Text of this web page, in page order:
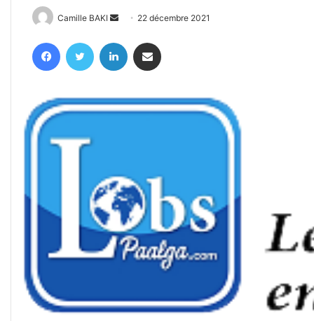
Camille BAKI
Envoyer
courriel
22 décembre 2021
FacebookTwitter Linkedin